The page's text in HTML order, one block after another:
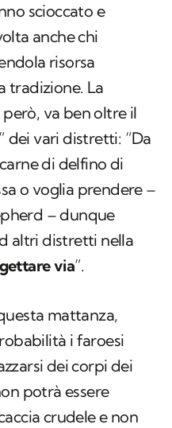
scioccato e
anche chi
risorsa
tradizione. La
va ben oltre il
dei vari distretti: “Da
di delfino di
o voglia prendere –
– dunque
altri distretti nella
gettare via”.
mattanza,
i faroesi
dei corpi dei
potrà essere
crudele e non